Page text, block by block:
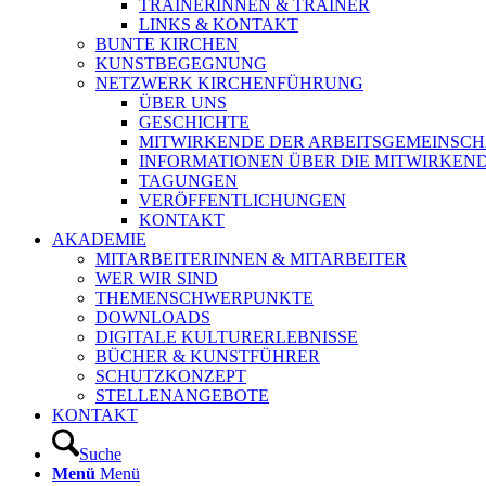
TRAINERINNEN & TRAINER
LINKS & KONTAKT
BUNTE KIRCHEN
KUNSTBEGEGNUNG
NETZWERK KIRCHENFÜHRUNG
ÜBER UNS
GESCHICHTE
MITWIRKENDE DER
INFORMATIONEN ÜBER DIE
TAGUNGEN
VERÖFFENTLICHUNGEN
KONTAKT
AKADEMIE
MITARBEITERINNEN & MITARBEITER
WER WIR SIND
THEMENSCHWERPUNKTE
DOWNLOADS
DIGITALE KULTURERLEBNISSE
BÜCHER & KUNSTFÜHRER
SCHUTZKONZEPT
STELLENANGEBOTE
KONTAKT
Suche
Menü Menü